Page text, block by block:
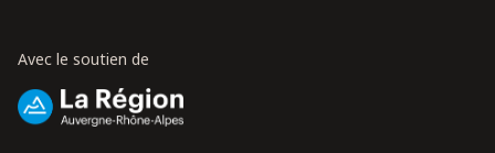
Avec le soutien de